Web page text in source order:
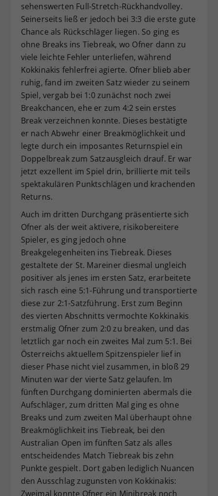
sehenswerten Full-Stretch-Rückhandvolley.
Seinerseits ließ er jedoch bei 3:3 die erste gute
Chance als Rückschläger liegen. So ging es
ohne Breaks ins Tiebreak, wo Ofner dann zu
viele leichte Fehler unterliefen, während
Kokkinakis fehlerfrei agierte. Ofner blieb aber
ruhig, fand im zweiten Satz wieder zu seinem
Spiel, vergab bei 1:0 zunächst noch zwei
Breakchancen, ehe er zum 4:2 sein erstes
Break verzeichnen konnte. Dieses bestätigte
er nach Abwehr einer Breakmöglichkeit und
legte durch ein imposantes Returnspiel ein
Doppelbreak zum Satzausgleich drauf. Er war
jetzt exzellent im Spiel drin, brillierte mit teils
spektakulären Punktschlägen und krachenden
Returns.
Auch im dritten Durchgang präsentierte sich
Ofner als der weit aktivere, risikobereitere
Spieler, es ging jedoch ohne
Breakgelegenheiten ins Tiebreak. Dieses
gestaltete der St. Mareiner diesmal ungleich
positiver als jenes im ersten Satz, erarbeitete
sich rasch eine 5:1-Führung und transportierte
diese zur 2:1-Satzführung. Erst zum Beginn
des vierten Abschnitts vermochte Kokkinakis
erstmalig Ofner zum 2:0 zu breaken, und das
letztlich gar noch ein zweites Mal zum 5:1. Bei
Österreichs aktuellem Spitzenspieler lief in
dieser Phase nicht viel zusammen, in bloß 29
Minuten war der vierte Satz gelaufen. Im
fünften Durchgang dominierten abermals die
Aufschläger, zum dritten Mal ging es ohne
Breaks und zum zweiten Mal überhaupt ohne
Breakmöglichkeit ins Tiebreak, bei den
Australian Open im fünften Satz als alles
entscheidendes Match Tiebreak bis zehn
Punkte gespielt. Dort gaben lediglich Nuancen
den Ausschlag zugunsten von Kokkinakis:
Zweimal konnte Ofner ein Minibreak noch